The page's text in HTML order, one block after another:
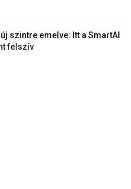
szintre emelve: Itt a SmartAI
felszív